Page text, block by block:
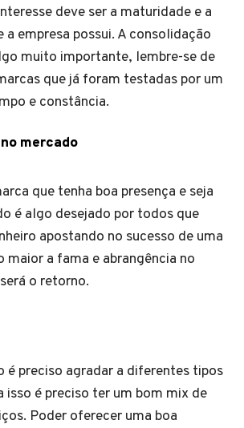
deve ser a maturidade e a
a empresa possui. A consolidação
muito importante, lembre-se de
que já foram testadas por um
e constância.
mercado
que tenha boa presença e seja
é algo desejado por todos que
apostando no sucesso de uma
maior a fama e abrangência no
o retorno.
é preciso agradar a diferentes tipos
isso é preciso ter um bom mix de
Poder oferecer uma boa